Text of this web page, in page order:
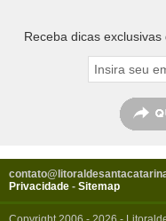
Receba dicas
Privacidade - Sitemap